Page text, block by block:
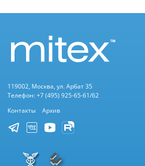
119002, Москва, ул. Арбат 35
Телефон: +7 (495) 925-65-61/62
Контакты
Архив